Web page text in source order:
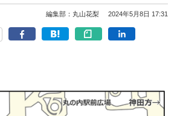
編集部：丸山花梨 2024年5月8日 17:31